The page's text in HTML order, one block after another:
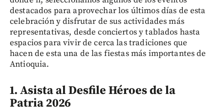
destacados para aprovechar los últimos días de esta
celebración y disfrutar de sus actividades más
representativas, desde conciertos y tablados hasta
espacios para vivir de cerca las tradiciones que
hacen de esta una de las fiestas más importantes de
Antioquia.
1. Asista al Desfile Héroes de la
Patria 2026